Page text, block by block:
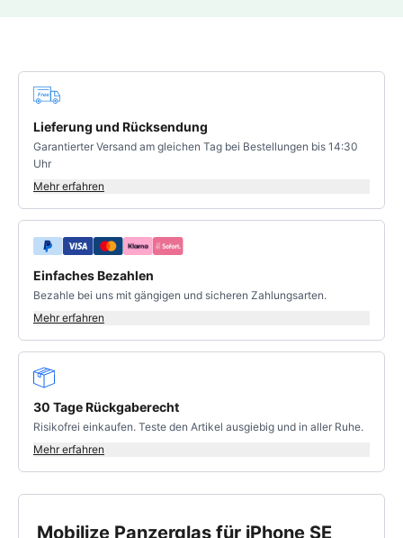
Deine Vorteile
Lieferung und Rücksendung
Garantierter Versand am gleichen Tag bei Bestellungen bis 14:30
Uhr
Mehr erfahren
Einfaches Bezahlen
Bezahle bei uns mit gängigen und sicheren Zahlungsarten.
Mehr erfahren
30 Tage Rückgaberecht
Risikofrei einkaufen. Teste den Artikel ausgiebig und in aller Ruhe.
Mehr erfahren
Mobilize Panzerglas für iPhone SE